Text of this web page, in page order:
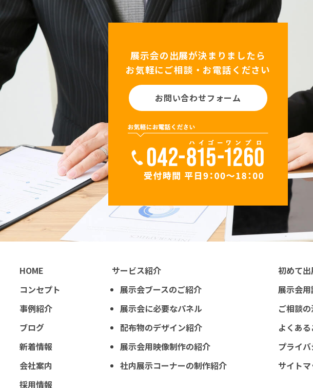
展示会の出展が決まりましたら
お気軽にご相談・お電話ください
お問い合わせフォーム
HOME
コンセプト
事例紹介
ブログ
新着情報
会社案内
採用情報
サービス紹介
展示会ブースのご紹介
展示会に必要なパネル
配布物のデザイン紹介
展示会用映像制作の紹介
社内展示コーナーの制作紹介
初めて
展示会
ご相談
よくあ
プライ
サイト